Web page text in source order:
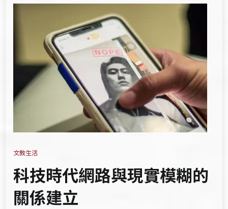
文教生活
科技時代網路與現實模糊的
關係建立